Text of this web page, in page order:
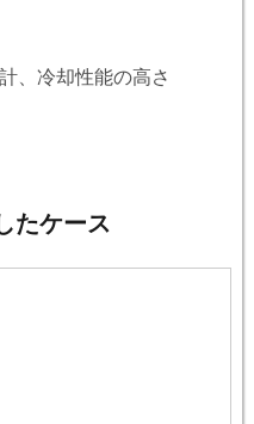
、冷却性能の高さ
たケース